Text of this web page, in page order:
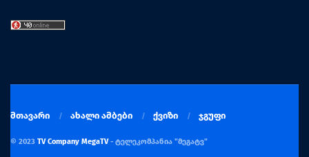
მთავარი ახალი ამბები ქვიზი ჯგუფი
© 2023 TV Company MegaTV- ტელეკომპანია "მეგატვ"